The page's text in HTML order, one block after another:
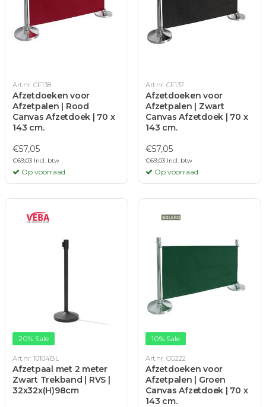
Art.nr. CF138
Afzetdoeken voor
Afzetpalen | Rood
Canvas Afzetdoek | 70 x
143 cm.
€57,05
€69,03 Incl. btw
Op voorraad
Art.nr. CF137
Afzetdoeken voor
Afzetpalen | Zwart
Canvas Afzetdoek | 70 x
143 cm.
€57,05
€69,03 Incl. btw
Op voorraad
20% Sale
Art.nr. 10104BL
Afzetpaal met 2 meter
Zwart Trekband | RVS |
32x32x(H)98cm
10% Sale
Art.nr. CG222
Afzetdoeken voor
Afzetpalen | Groen
Canvas Afzetdoek | 70 x
143 cm.